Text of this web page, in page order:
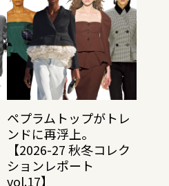
ペプラムトップがトレ
ンドに再浮上。
【2026-27 秋冬コレク
ションレポート
vol.17】